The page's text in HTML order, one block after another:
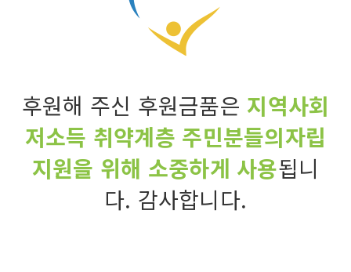
후원해 주신 후원금품은 지역사회
저소득 취약계층 주민분들의자립
지원을 위해 소중하게 사용됩니
다. 감사합니다.